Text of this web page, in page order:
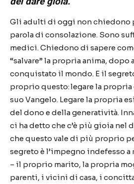
Gli adulti di oggi non chiedono
parola di consolazione. Sono
medici. Chiedono di sapere
“salvare” la propria anima, dopo
conquistato il mondo. E il
proprio questo: legare la propria
suo Vangelo. Legare la propria
del dono e dellageneratività.
ci ha detto che c’è più gioia nel
che questo vale di più proprio
segreto è l’impegno indefesso
– il proprio marito, la propria
parenti, i vicini di casa, i